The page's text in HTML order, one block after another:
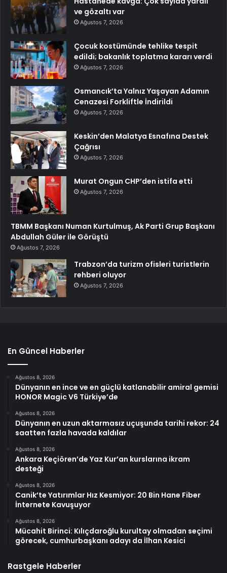
ve gözaltı var
Ağustos 7, 2026
Çocuk kostümünde tehlike tespit
edildi; bakanlık toplatma kararı verdi
Ağustos 7, 2026
Osmancık’ta Yalnız Yaşayan Adamın
Cenazesi Forkliftle İndirildi
Ağustos 7, 2026
Keskin’den Malatya Esnafına Destek
Çağrısı
Ağustos 7, 2026
Murat Ongun CHP’den istifa etti
Ağustos 7, 2026
TBMM Başkanı Numan Kurtulmuş, Ak Parti Grup Başkanı
Abdullah Güler ile Görüştü
Ağustos 7, 2026
Trabzon’da turizm ofisleri turistlerin
rehberi oluyor
Ağustos 7, 2026
En Güncel Haberler
Ağustos 8, 2026
Dünyanın en ince ve en güçlü katlanabilir amiral gemisi
HONOR Magic V6 Türkiye’de
Ağustos 8, 2026
Dünyanın en uzun aktarmasız uçuşunda tarihi rekor: 24
saatten fazla havada kaldılar
Ağustos 8, 2026
Ankara Keçiören’de Yaz Kur’an kurslarına ikram
desteği
Ağustos 8, 2026
Canik’te Yatırımlar Hız Kesmiyor: 20 Bin Hane Fiber
İnternete Kavuşuyor
Ağustos 8, 2026
Mücahit Birinci: Kılıçdaroğlu kurultay olmadan seçimi
görecek, cumhurbaşkanı adayı da İlhan Kesici
Rastgele Haberler